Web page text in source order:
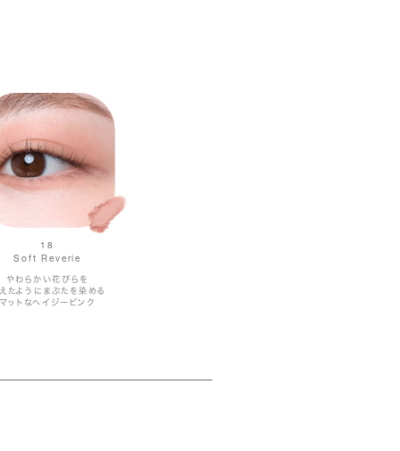
18
Soft Reverie
やわらかい花びらを
たようにまぶたを染める
マットなヘイジーピンク